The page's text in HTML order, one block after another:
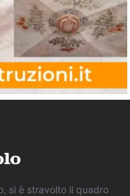
si è stravolto il quadro